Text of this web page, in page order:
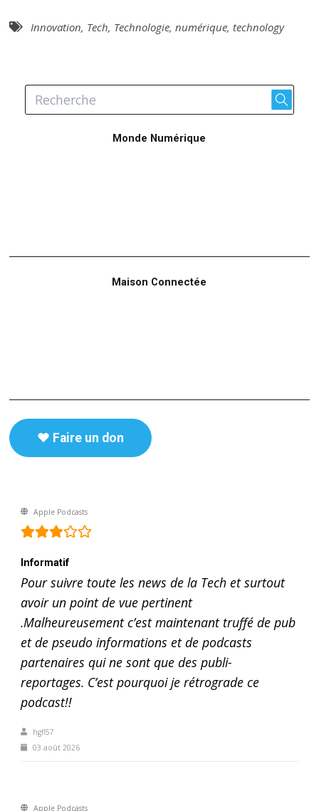
Innovation, Tech, Technologie, numérique, technology
Monde Numérique
Maison Connectée
♥️ Faire un don
Apple Podcasts
Informatif
Pour suivre toute les news de la Tech et surtout
avoir un point de vue pertinent
.Malheureusement c’est maintenant truffé de pub
et de pseudo informations et de podcasts
partenaires qui ne sont que des publi-
reportages. C’est pourquoi je rétrograde ce
podcast!!
hgfl57
03 août 2026
Apple Podcasts